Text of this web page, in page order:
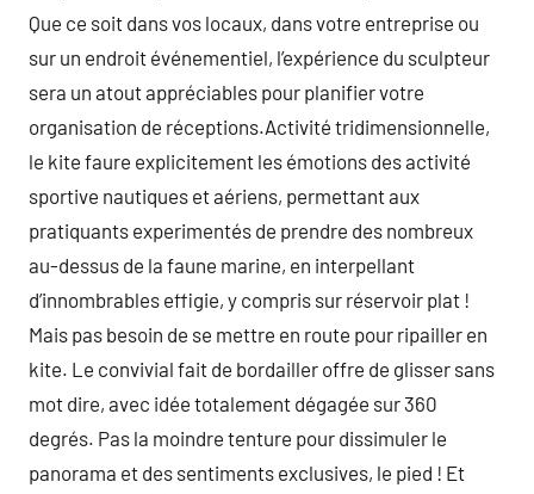
Que ce soit dans vos locaux, dans votre entreprise ou
sur un endroit événementiel, l’expérience du sculpteur
sera un atout appréciables pour planifier votre
organisation de réceptions.Activité tridimensionnelle,
le kite faure explicitement les émotions des activité
sportive nautiques et aériens, permettant aux
pratiquants experimentés de prendre des nombreux
au-dessus de la faune marine, en interpellant
d’innombrables effigie, y compris sur réservoir plat !
Mais pas besoin de se mettre en route pour ripailler en
kite. Le convivial fait de bordailler offre de glisser sans
mot dire, avec idée totalement dégagée sur 360
degrés. Pas la moindre tenture pour dissimuler le
panorama et des sentiments exclusives, le pied ! Et